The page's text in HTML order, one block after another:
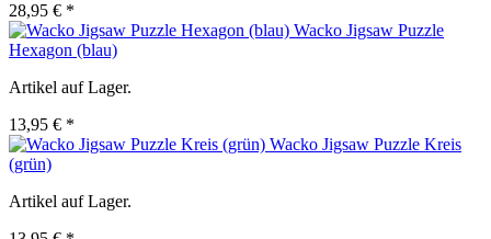
28,95 € *
Wacko Jigsaw Puzzle
Hexagon (blau)
Artikel auf Lager.
13,95 € *
Wacko Jigsaw Puzzle Kreis
(grün)
Artikel auf Lager.